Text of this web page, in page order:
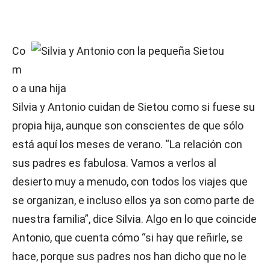
Co
m
o a una hija
Silvia y Antonio cuidan de Sietou como si fuese su
propia hija, aunque son conscientes de que sólo
está aquí los meses de verano. “La relación con
sus padres es fabulosa. Vamos a verlos al
desierto muy a menudo, con todos los viajes que
se organizan, e incluso ellos ya son como parte de
nuestra familia”, dice Silvia. Algo en lo que coincide
Antonio, que cuenta cómo “si hay que reñirle, se
hace, porque sus padres nos han dicho que no le